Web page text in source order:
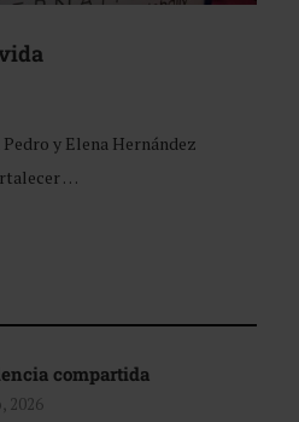
y Elena Hernández
…
compartida
2026